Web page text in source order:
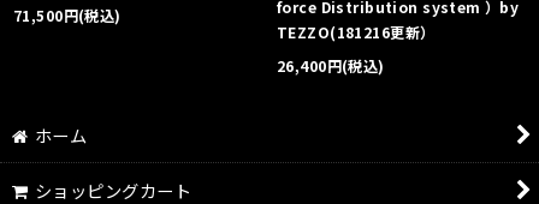
71,500円(税込)
force Distribution system ）by
TEZZO(181216更新）
26,400円(税込)
ホーム
ショッピングカート